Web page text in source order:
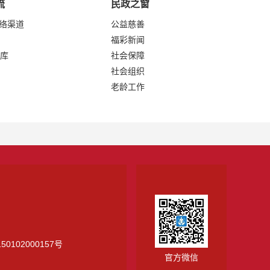
渠道
民政之窗
公益慈善
福彩新闻
社会保障
社会组织
老龄工作
号
官方微信